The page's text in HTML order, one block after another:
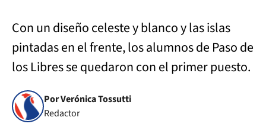
Con un diseño celeste y blanco y las islas
pintadas en el frente, los alumnos de Paso de
los Libres se quedaron con el primer puesto.
Por Verónica Tossutti
Redactor